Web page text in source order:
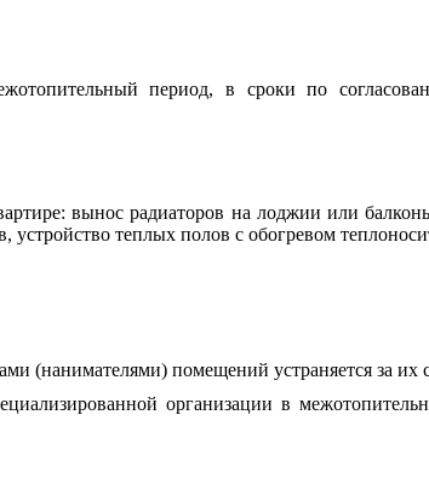
период, в сроки по
вынос радиаторов на лоджии или
устройство теплых полов с обогревом
(нанимателями) помещений устраняется за их
организации в